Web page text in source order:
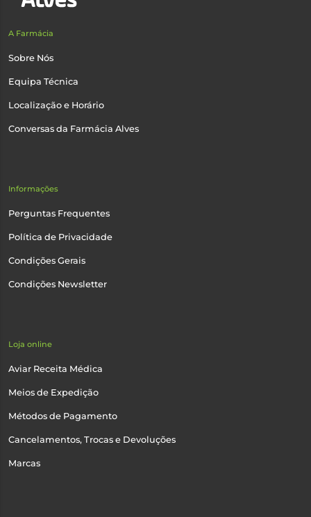
A Farmácia
Sobre Nós
Equipa Técnica
Localização e Horário
Conversas da Farmácia Alves
Informações
Perguntas Frequentes
Política de Privacidade
Condições Gerais
Condições Newsletter
Loja online
Aviar Receita Médica
Meios de Expedição
Métodos de Pagamento
Cancelamentos, Trocas e Devoluções
Marcas